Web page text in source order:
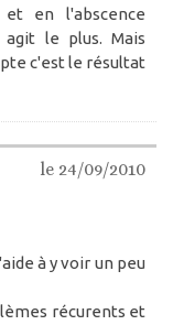
en l'abscence
le plus. Mais
c'est le résultat
le 24/09/2010
à y voir un peu
récurents et